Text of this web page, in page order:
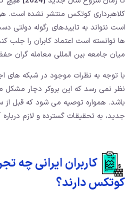
کلاهبرداری کوتکس منتشر نشده است.
است نتواند به تاییدهای رگوله دولتی
ها توانسته است اعتماد کابران را جلب
میان جامعه بین المللی معامله گران
با توجه به نظرات موجود در شبکه های
نظر نمی رسد که این بروکر دچار مشکل
باشد. همواره توصیه می شود که قبل از
جدید، به تحقیقات گسترده و لازم درباره
کاربران ایرانی چه
کوتکس دارند؟